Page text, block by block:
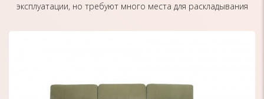
эксплуатации, но требуют много места для раскладывания